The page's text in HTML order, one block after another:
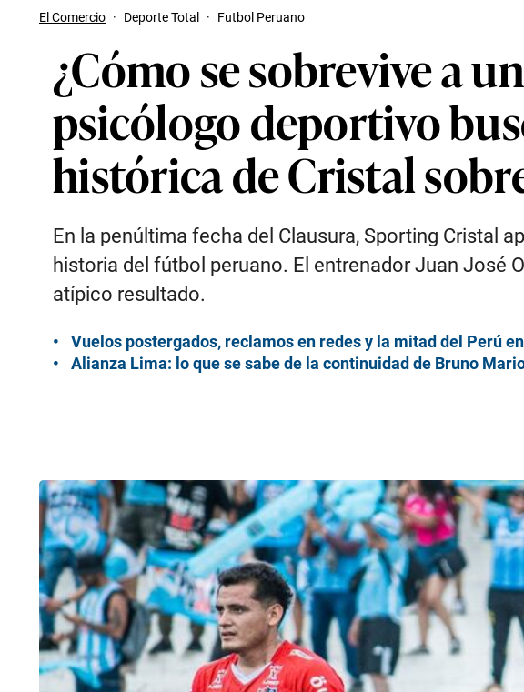
El Comercio · Deporte Total · Futbol Peruano
¿Cómo se sobrevive a
psicólogo deportivo
histórica de Cristal
En la penúltima fecha del Clausura, Sporting Cristal
historia del fútbol peruano. El entrenador Juan José
atípico resultado.
Vuelos postergados, reclamos en redes y la mitad del Perú
Alianza Lima: lo que se sabe de la continuidad de Bruno